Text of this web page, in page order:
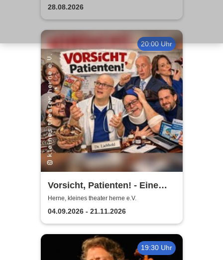
28.08.2026
20:00 Uhr
Vorsicht, Patienten! - Eine
Komödie von Stephan Urban
Herne, kleines theater herne e.V.
04.09.2026 - 21.11.2026
19:30 Uhr